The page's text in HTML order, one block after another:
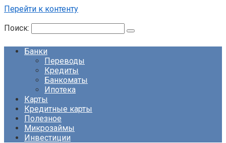
Перейти к контенту
Поиск:
Банки
Переводы
Кредиты
Банкоматы
Ипотека
Карты
Кредитные карты
Полезное
Микрозаймы
Инвестиции